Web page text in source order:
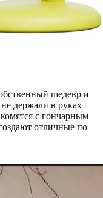
шедевр и
держали в руках
с гончарным
отличные по